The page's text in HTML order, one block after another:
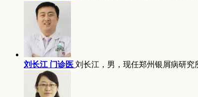
刘长江 门诊医 刘长江，男，现任郑州银屑病研